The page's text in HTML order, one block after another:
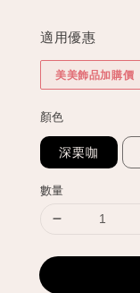
適用優惠
美美飾品加購價
顏色
深栗咖
數量